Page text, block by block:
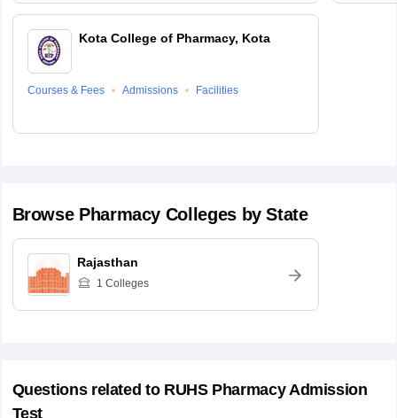
Kota College of Pharmacy, Kota
Courses & Fees Admissions Facilities
Browse Pharmacy Colleges by State
Rajasthan
1 Colleges
Questions related to RUHS Pharmacy Admission
Test